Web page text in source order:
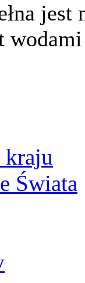
kraju
Świata